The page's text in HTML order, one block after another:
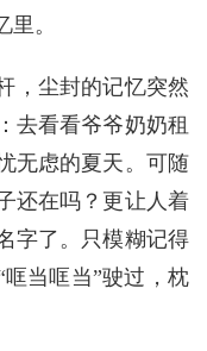
。
，尘封的记忆突然
去看看爷爷奶奶租
无虑的夏天。可随
还在吗？更让人着
字了。只模糊记得
当哐当”驶过，枕